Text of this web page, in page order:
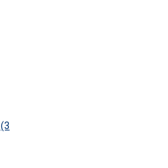
(3